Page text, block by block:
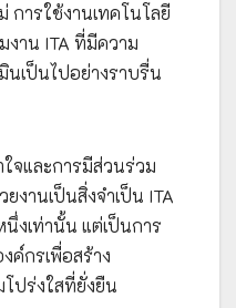
การใช้งานเทคโนโลยี
งาน ITA ที่มีความ
นเป็นไปอย่างราบรื่น
จและการมีส่วนร่วม
งานเป็นสิ่งจำเป็น ITA
งเท่านั้น แต่เป็นการ
ค์กรเพื่อสร้าง
ปร่งใสที่ยั่งยืน